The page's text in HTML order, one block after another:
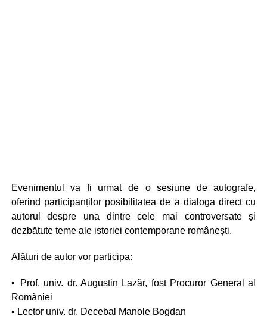
Evenimentul va fi urmat de o sesiune de autografe,
oferind participanților posibilitatea de a dialoga direct cu
autorul despre una dintre cele mai controversate și
dezbătute teme ale istoriei contemporane românești.
Alături de autor vor participa:
▪️ Prof. univ. dr. Augustin Lazăr, fost Procuror General al
României
▪️ Lector univ. dr. Decebal Manole Bogdan